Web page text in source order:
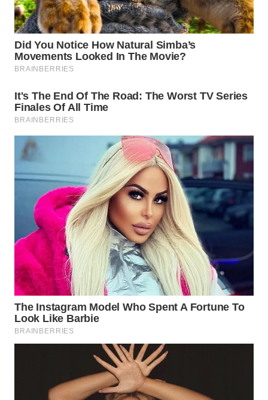
WN
SUBANG
WN
SUKABUMI
WN
PURWAKARTA
WN
PRIANGAN
TIMUR
WN
SEMARANG
WN
SOLO
WN
BOROBUDUR
WN
MADURA
SURABAYA